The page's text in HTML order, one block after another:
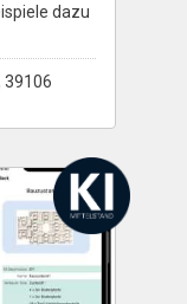
dazu